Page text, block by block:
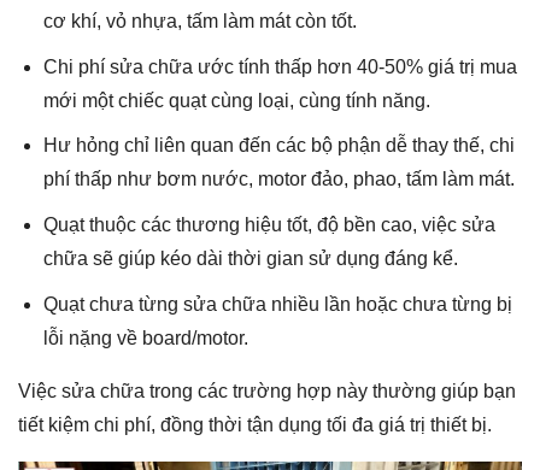
cơ khí, vỏ nhựa, tấm làm mát còn tốt.
Chi phí sửa chữa ước tính thấp hơn 40-50% giá trị mua
mới một chiếc quạt cùng loại, cùng tính năng.
Hư hỏng chỉ liên quan đến các bộ phận dễ thay thế, chi
phí thấp như bơm nước, motor đảo, phao, tấm làm mát.
Quạt thuộc các thương hiệu tốt, độ bền cao, việc sửa
chữa sẽ giúp kéo dài thời gian sử dụng đáng kể.
Quạt chưa từng sửa chữa nhiều lần hoặc chưa từng bị
lỗi nặng về board/motor.
Việc sửa chữa trong các trường hợp này thường giúp bạn
tiết kiệm chi phí, đồng thời tận dụng tối đa giá trị thiết bị.